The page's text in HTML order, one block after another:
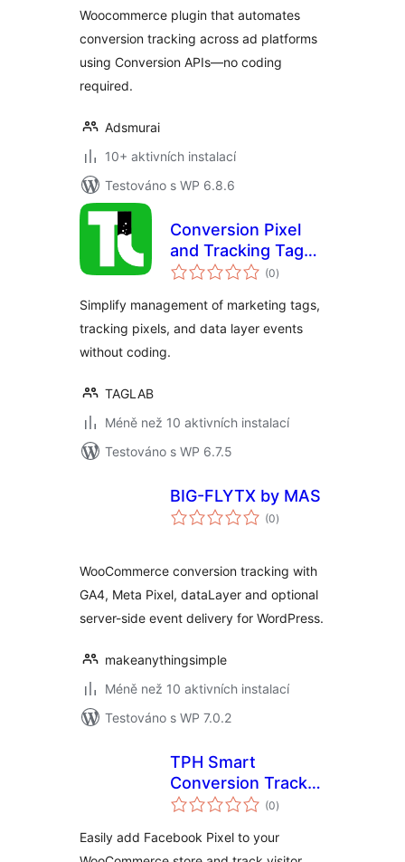
Woocommerce plugin that automates
conversion tracking across ad platforms
using Conversion APIs—no coding
required.
Adsmurai
10+ aktivních instalací
Testováno s WP 6.8.6
Conversion Pixel
and Tracking Tag
Manager
(0celkové
hodnocení
)
Simplify management of marketing tags,
tracking pixels, and data layer events
without coding.
TAGLAB
Méně než 10 aktivních instalací
Testováno s WP 6.7.5
BIG-FLYTX by MAS
(0celkové
hodnocení
)
WooCommerce conversion tracking with
GA4, Meta Pixel, dataLayer and optional
server-side event delivery for WordPress.
makeanythingsimple
Méně než 10 aktivních instalací
Testováno s WP 7.0.2
TPH Smart
Conversion Tracker
Lite
(0celkové
hodnocení
)
Easily add Facebook Pixel to your